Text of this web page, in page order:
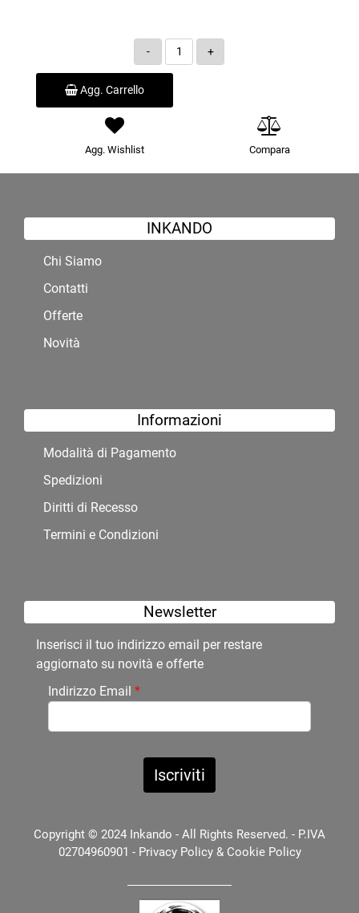
Quantità
Agg. Carrello
Agg. Wishlist Compara
INKANDO
Chi Siamo
Contatti
Offerte
Novità
Informazioni
Modalità di Pagamento
Spedizioni
Diritti di Recesso
Termini e Condizioni
Newsletter
Inserisci il tuo indirizzo email per restare
aggiornato su novità e offerte
Indirizzo Email *
Copyright © 2024 Inkando - All Rights Reserved. - P.IVA
02704960901 - Privacy Policy& Cookie Policy